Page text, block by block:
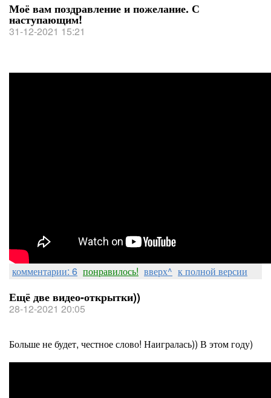
Моё вам поздравление и пожелание. С
наступающим!
31-12-2021 15:21
комментарии: 6 понравилось! вверх^ к полной версии
Ещё две видео-открытки))
28-12-2021 20:05
Больше не будет, честное слово! Наигралась)) В этом году)